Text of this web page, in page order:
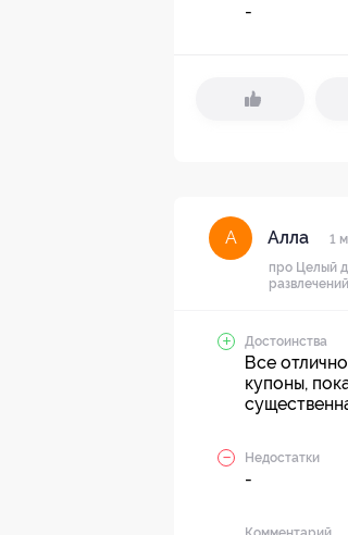
-
А Алла 1
про Целый
Достоинства
Все
купоны,
Недостатки
-